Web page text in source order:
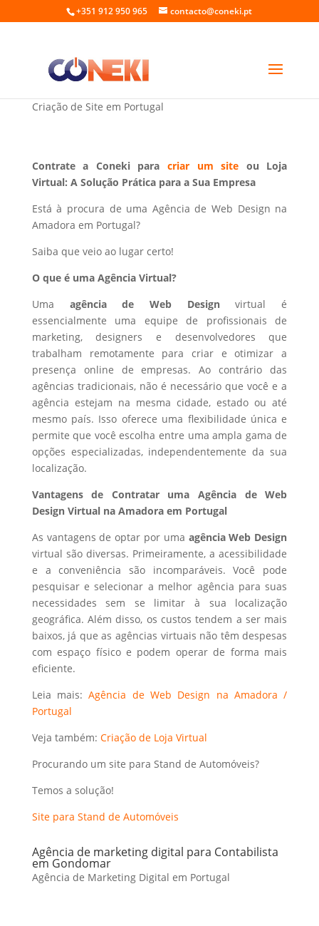
+351 912 950 965 contacto@coneki.pt
Web Design na Amadora Portugal
Criação de Site em Portugal
Contrate a Coneki para criar um site ou Loja
Virtual: A Solução Prática para a Sua Empresa
Está à procura de uma Agência de Web Design na
Amadora em Portugal?
Saiba que veio ao lugar certo!
O que é uma Agência Virtual?
Uma agência de Web Designvirtual é
essencialmente uma equipe de profissionais de
marketing, designers e desenvolvedores que
trabalham remotamente para criar e otimizar a
presença online de empresas. Ao contrário das
agências tradicionais, não é necessário que você e a
agência estejam na mesma cidade, estado ou até
mesmo país. Isso oferece uma flexibilidade única e
permite que você escolha entre uma ampla gama de
opções especializadas, independentemente da sua
localização.
Vantagens de Contratar uma Agência de Web
Design Virtual na Amadora em Portugal
As vantagens de optar por uma agência Web Design
virtual são diversas. Primeiramente, a acessibilidade
e a conveniência são incomparáveis. Você pode
pesquisar e selecionar a melhor agência para suas
necessidades sem se limitar à sua localização
geográfica. Além disso, os custos tendem a ser mais
baixos, já que as agências virtuais não têm despesas
com espaço físico e podem operar de forma mais
eficiente.
Leia mais:Agência de Web Design na Amadora /
Portugal
Veja também: Criação de Loja Virtual
Procurando um site para Stand de Automóveis?
Temos a solução!
Site para Stand de Automóveis
Agência de marketing digital para Contabilista
em Gondomar
Agência de Marketing Digital em Portugal